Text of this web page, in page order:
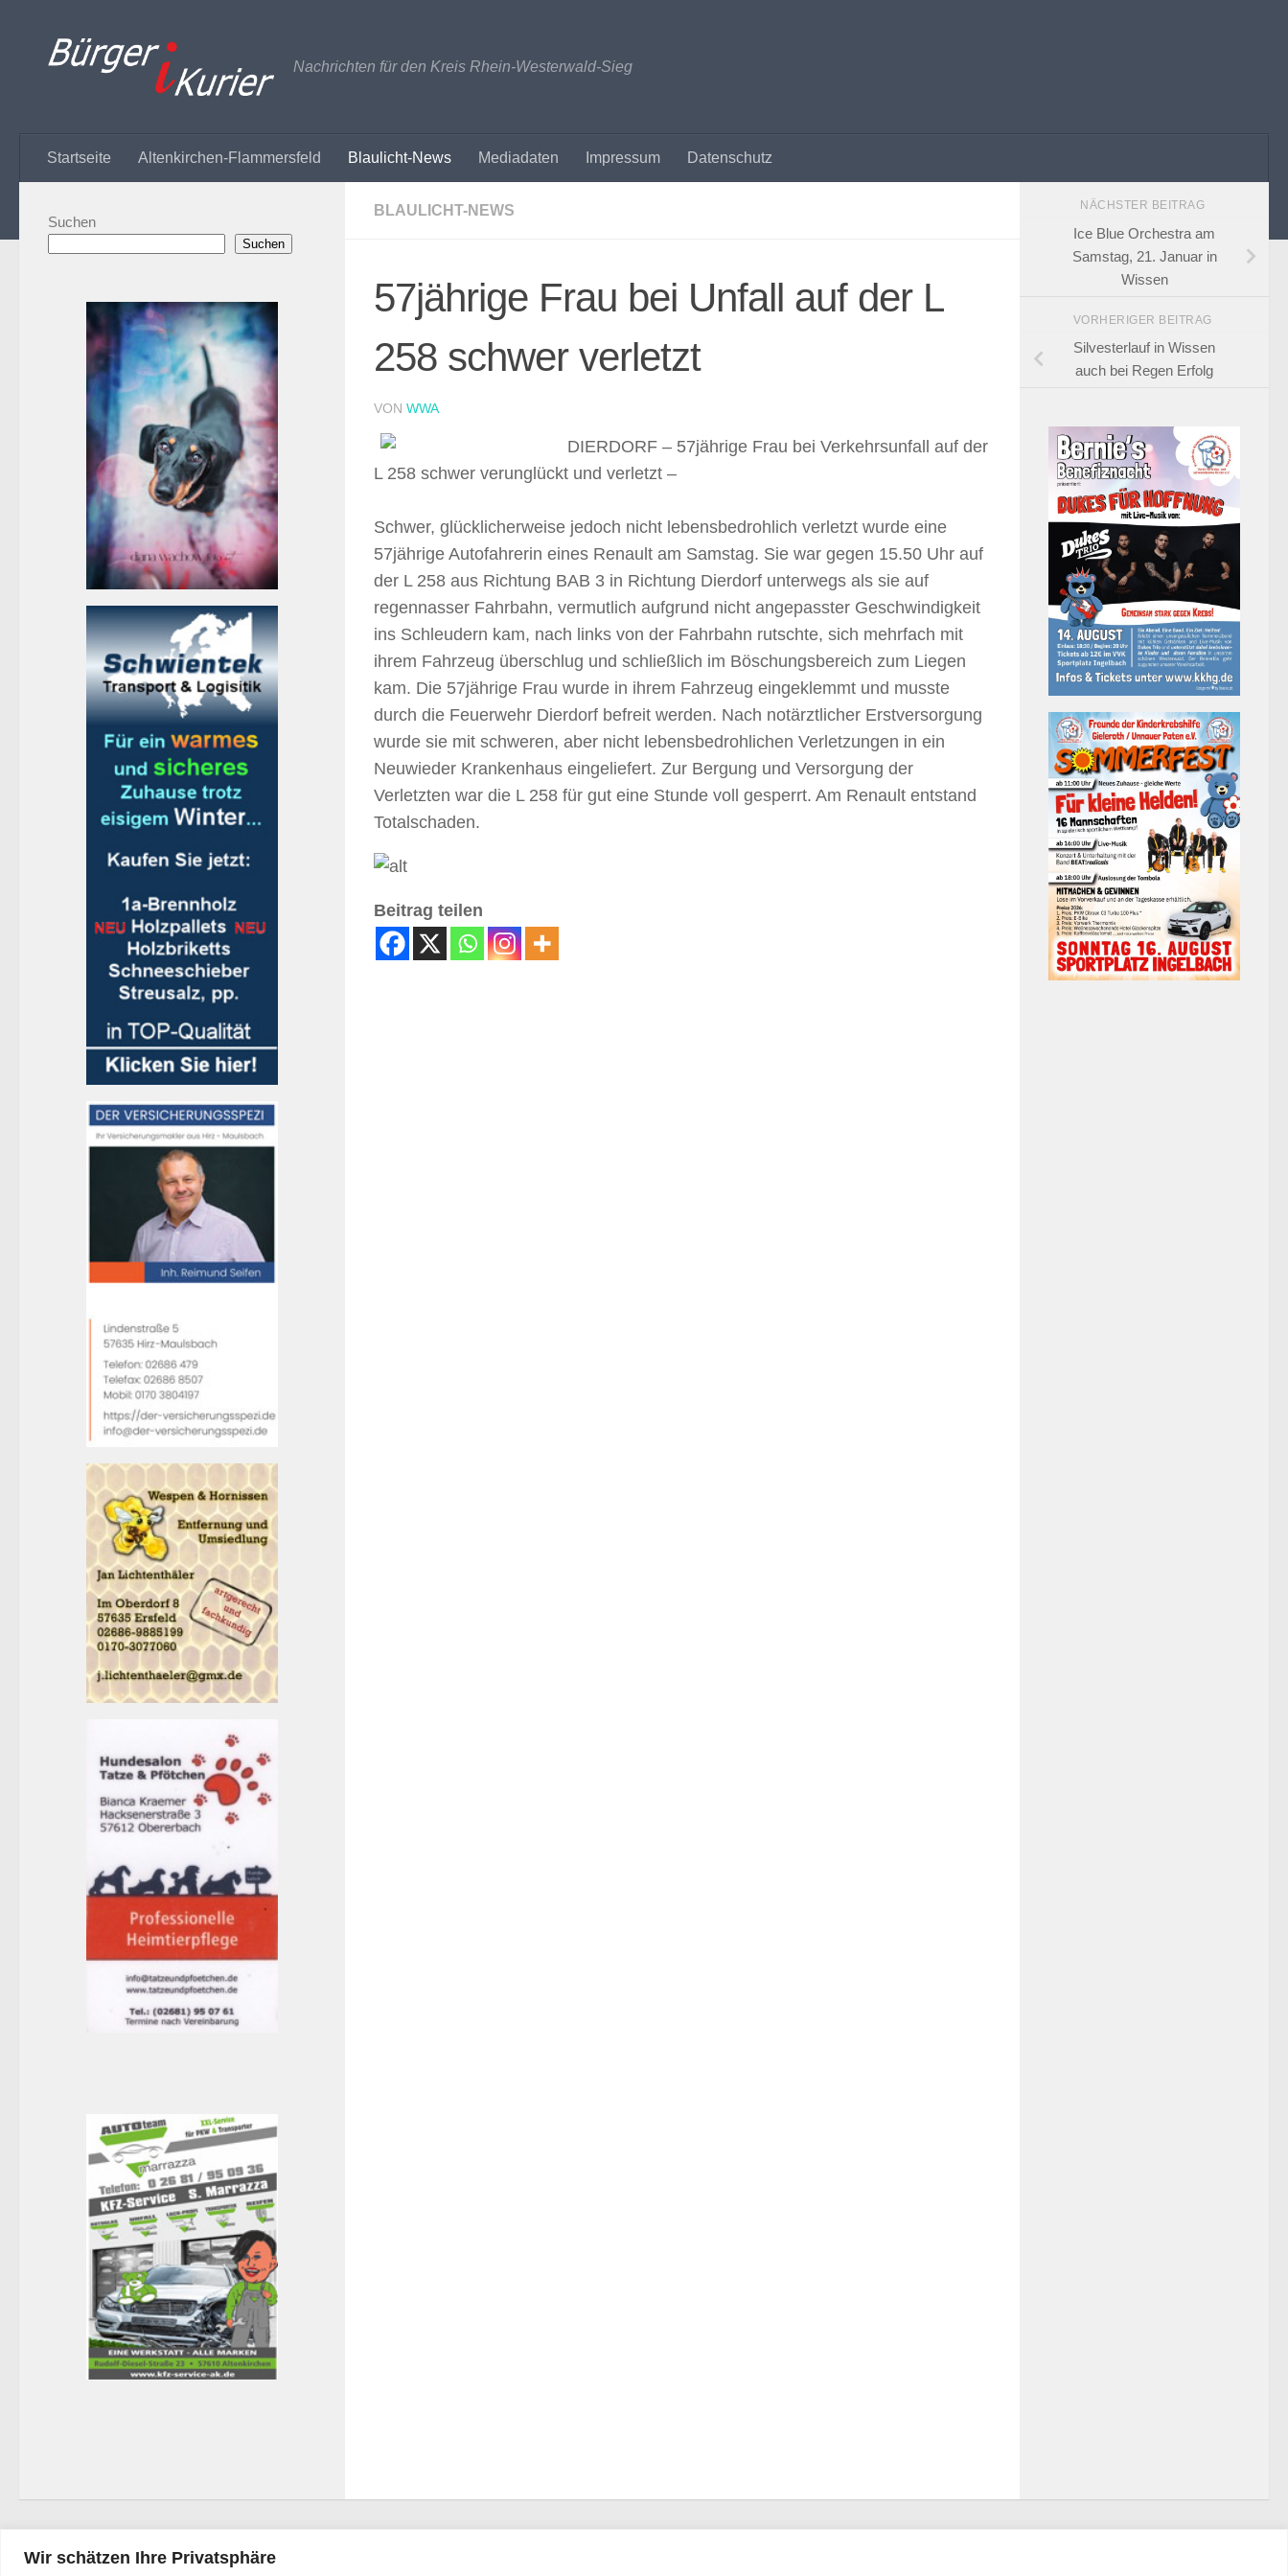
Wir schätzen Ihre Privatsphäre
Nachrichten für den Kreis Rhein-Westerwald-Sieg
Startseite Altenkirchen-Flammersfeld Blaulicht-News Mediadaten Impressum Datenschutz
BLAULICHT-NEWS
57jährige Frau bei Unfall auf der L
258 schwer verletzt
VON WWA
DIERDORF – 57jährige Frau bei Verkehrsunfall auf der
L 258 schwer verunglückt und verletzt –
Schwer, glücklicherweise jedoch nicht lebensbedrohlich verletzt wurde eine
57jährige Autofahrerin eines Renault am Samstag. Sie war gegen 15.50 Uhr auf
der L 258 aus Richtung BAB 3 in Richtung Dierdorf unterwegs als sie auf
regennasser Fahrbahn, vermutlich aufgrund nicht angepasster Geschwindigkeit
ins Schleudern kam, nach links von der Fahrbahn rutschte, sich mehrfach mit
ihrem Fahrzeug überschlug und schließlich im Böschungsbereich zum Liegen
kam. Die 57jährige Frau wurde in ihrem Fahrzeug eingeklemmt und musste
durch die Feuerwehr Dierdorf befreit werden. Nach notärztlicher Erstversorgung
wurde sie mit schweren, aber nicht lebensbedrohlichen Verletzungen in ein
Neuwieder Krankenhaus eingeliefert. Zur Bergung und Versorgung der
Verletzten war die L 258 für gut eine Stunde voll gesperrt. Am Renault entstand
Totalschaden.
Beitrag teilen
Suchen
Suchen
NÄCHSTER BEITRAG
Ice Blue Orchestra am
Samstag, 21. Januar in
Wissen
VORHERIGER BEITRAG
Silvesterlauf in Wissen
auch bei Regen Erfolg